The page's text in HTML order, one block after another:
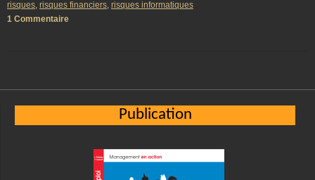
risques, risques financiers, risques informatiques
1 Commentaire
Publication